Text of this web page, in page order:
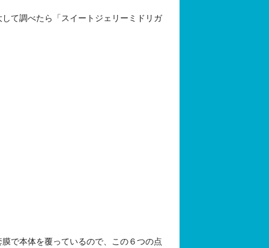
て調べたら「スイートジェリーミドリガ
で本体を覆っているので、この６つの点